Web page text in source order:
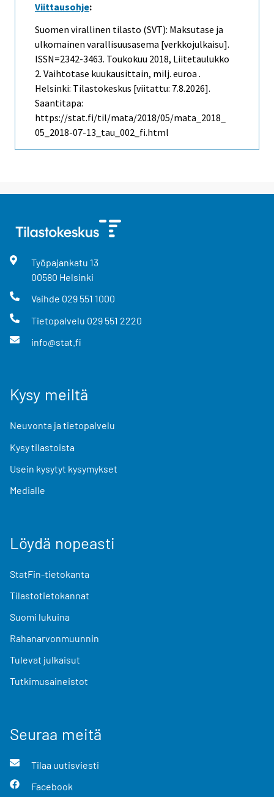
Viittausohje:
Suomen virallinen tilasto (SVT): Maksutase ja
ulkomainen varallisuusasema [verkkojulkaisu].
ISSN=2342-3463. Toukokuu 2018, Liitetaulukko
2. Vaihtotase kuukausittain, milj. euroa .
Helsinki: Tilastokeskus [viitattu: 7.8.2026].
Saantitapa:
https://stat.fi/til/mata/2018/05/mata_2018_
05_2018-07-13_tau_002_fi.html
Työpajankatu 13
00580 Helsinki
Vaihde 029 551 1000
Tietopalvelu 029 551 2220
info@stat.fi
Kysy meiltä
Neuvonta ja tietopalvelu
Kysy tilastoista
Usein kysytyt kysymykset
Medialle
Löydä nopeasti
StatFin-tietokanta
Tilastotietokannat
Suomi lukuina
Rahanarvonmuunnin
Tulevat julkaisut
Tutkimusaineistot
Seuraa meitä
Tilaa uutisviesti
Facebook